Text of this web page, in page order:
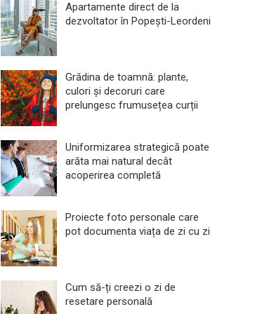
Apartamente direct de la
dezvoltator în Popești-Leordeni
Grădina de toamnă: plante,
culori și decoruri care
prelungesc frumusețea curții
Uniformizarea strategică poate
arăta mai natural decât
acoperirea completă
Proiecte foto personale care
pot documenta viața de zi cu zi
Cum să-ți creezi o zi de
resetare personală